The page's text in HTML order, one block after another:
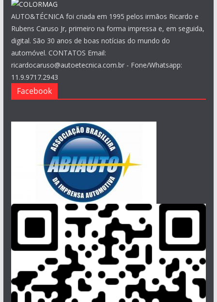
AUTO&TÉCNICA foi criada em 1995 pelos irmãos Ricardo e
Rubens Caruso Jr, primeiro na forma impressa e, em seguida,
digital. São 30 anos de boas notícias do mundo do
automóvel. CONTATOS Email:
ricardocaruso@autoetecnica.com.br - Fone/Whatsapp:
11.9.9717.2943
Facebook